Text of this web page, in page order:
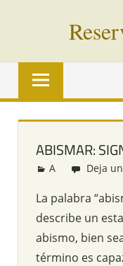
Palabras
vías
todo
mundo
ABISMAR:
Redacción
A Deja
La palabra
describe un
abismo, bien
término es